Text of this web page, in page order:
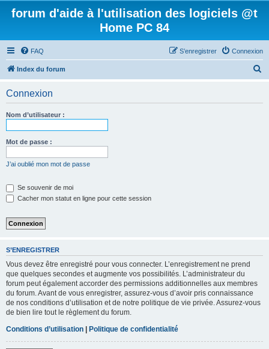
forum d'aide à l'utilisation des logiciels @t
Home PC 84
FAQ Connexion
S’enregistrer
Index du forum
Connexion
Nom d’utilisateur :
Mot de passe :
J’ai oublié mon mot de passe
Se souvenir de moi
Cacher mon statut en ligne pour cette session
S’ENREGISTRER
Vous devez être enregistré pour vous connecter. L’enregistrement ne prend
que quelques secondes et augmente vos possibilités. L’administrateur du
forum peut également accorder des permissions additionnelles aux membres
du forum. Avant de vous enregistrer, assurez-vous d’avoir pris connaissance
de nos conditions d’utilisation et de notre politique de vie privée. Assurez-vous
de bien lire tout le règlement du forum.
Conditions d’utilisation | Politique de confidentialité